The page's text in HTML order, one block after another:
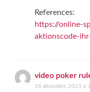
References:
https://online-
aktionscode-
video poker
26 décembre 2025 à